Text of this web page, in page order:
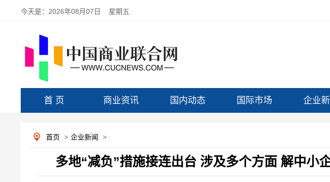
今天是： 2026年08月07日 星期五
首 页 商业资讯 国内动态 国际市场 企业
首页 > 企业新闻 >
多地“减负”措施接连出台 涉及多个方面 解中小